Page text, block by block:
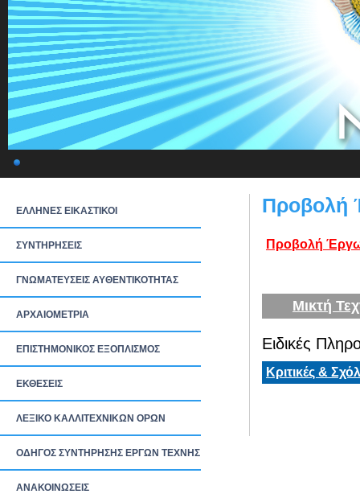
ΕΛΛΗΝΕΣ ΕΙΚΑΣΤΙΚΟΙ
ΣΥΝΤΗΡΗΣΕΙΣ
ΓΝΩΜΑΤΕΥΣΕΙΣ ΑΥΘΕΝΤΙΚΟΤΗΤΑΣ
ΑΡΧΑΙΟΜΕΤΡΙΑ
ΕΠΙΣΤΗΜΟΝΙΚΟΣ ΕΞΟΠΛΙΣΜΟΣ
ΕΚΘΕΣΕΙΣ
ΛΕΞΙΚΟ ΚΑΛΛΙΤΕΧΝΙΚΩΝ ΟΡΩΝ
ΟΔΗΓΟΣ ΣΥΝΤΗΡΗΣΗΣ ΕΡΓΩΝ ΤΕΧΝΗΣ
ΑΝΑΚΟΙΝΩΣΕΙΣ
Προβολή
Προβολή
Μικτή
Ειδικές
Κριτικές &